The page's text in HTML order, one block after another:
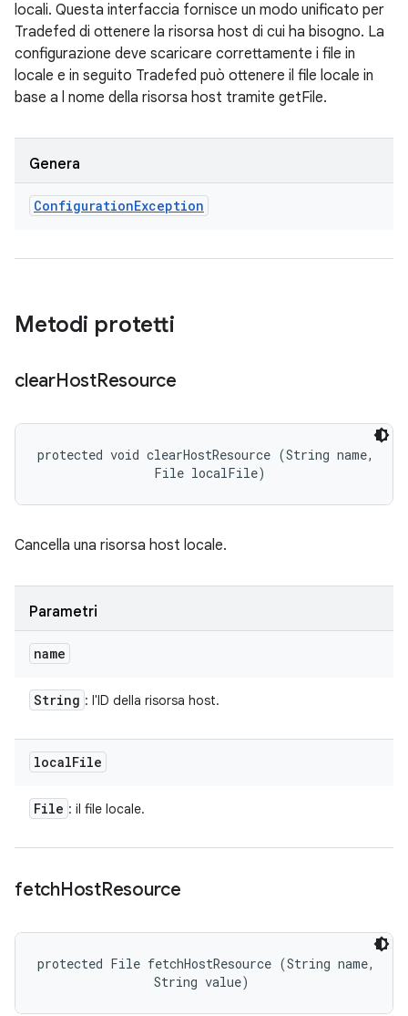
locali. Questa interfaccia fornisce un modo unificato per
Tradefed di ottenere la risorsa host di cui ha bisogno. La
configurazione deve scaricare correttamente i file in
locale e in seguito Tradefed può ottenere il file locale in
base a l nome della risorsa host tramite getFile.
Genera
ConfigurationException
Metodi protetti
clearHostResource
protected void clearHostResource (String name,
                File localFile)
Cancella una risorsa host locale.
Parametri
name
String : l'ID della risorsa host.
localFile
File : il file locale.
fetchHostResource
protected File fetchHostResource (String name,
                String value)